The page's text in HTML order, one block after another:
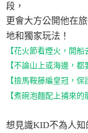
段，
更會大方公開他在
地和獨家玩法！
【花火節看煙火，開船
【不論山上或海邊，
【撿馬鞍藤編皇冠，
【煮碗泡麵配上捕來
想見識KID不為人